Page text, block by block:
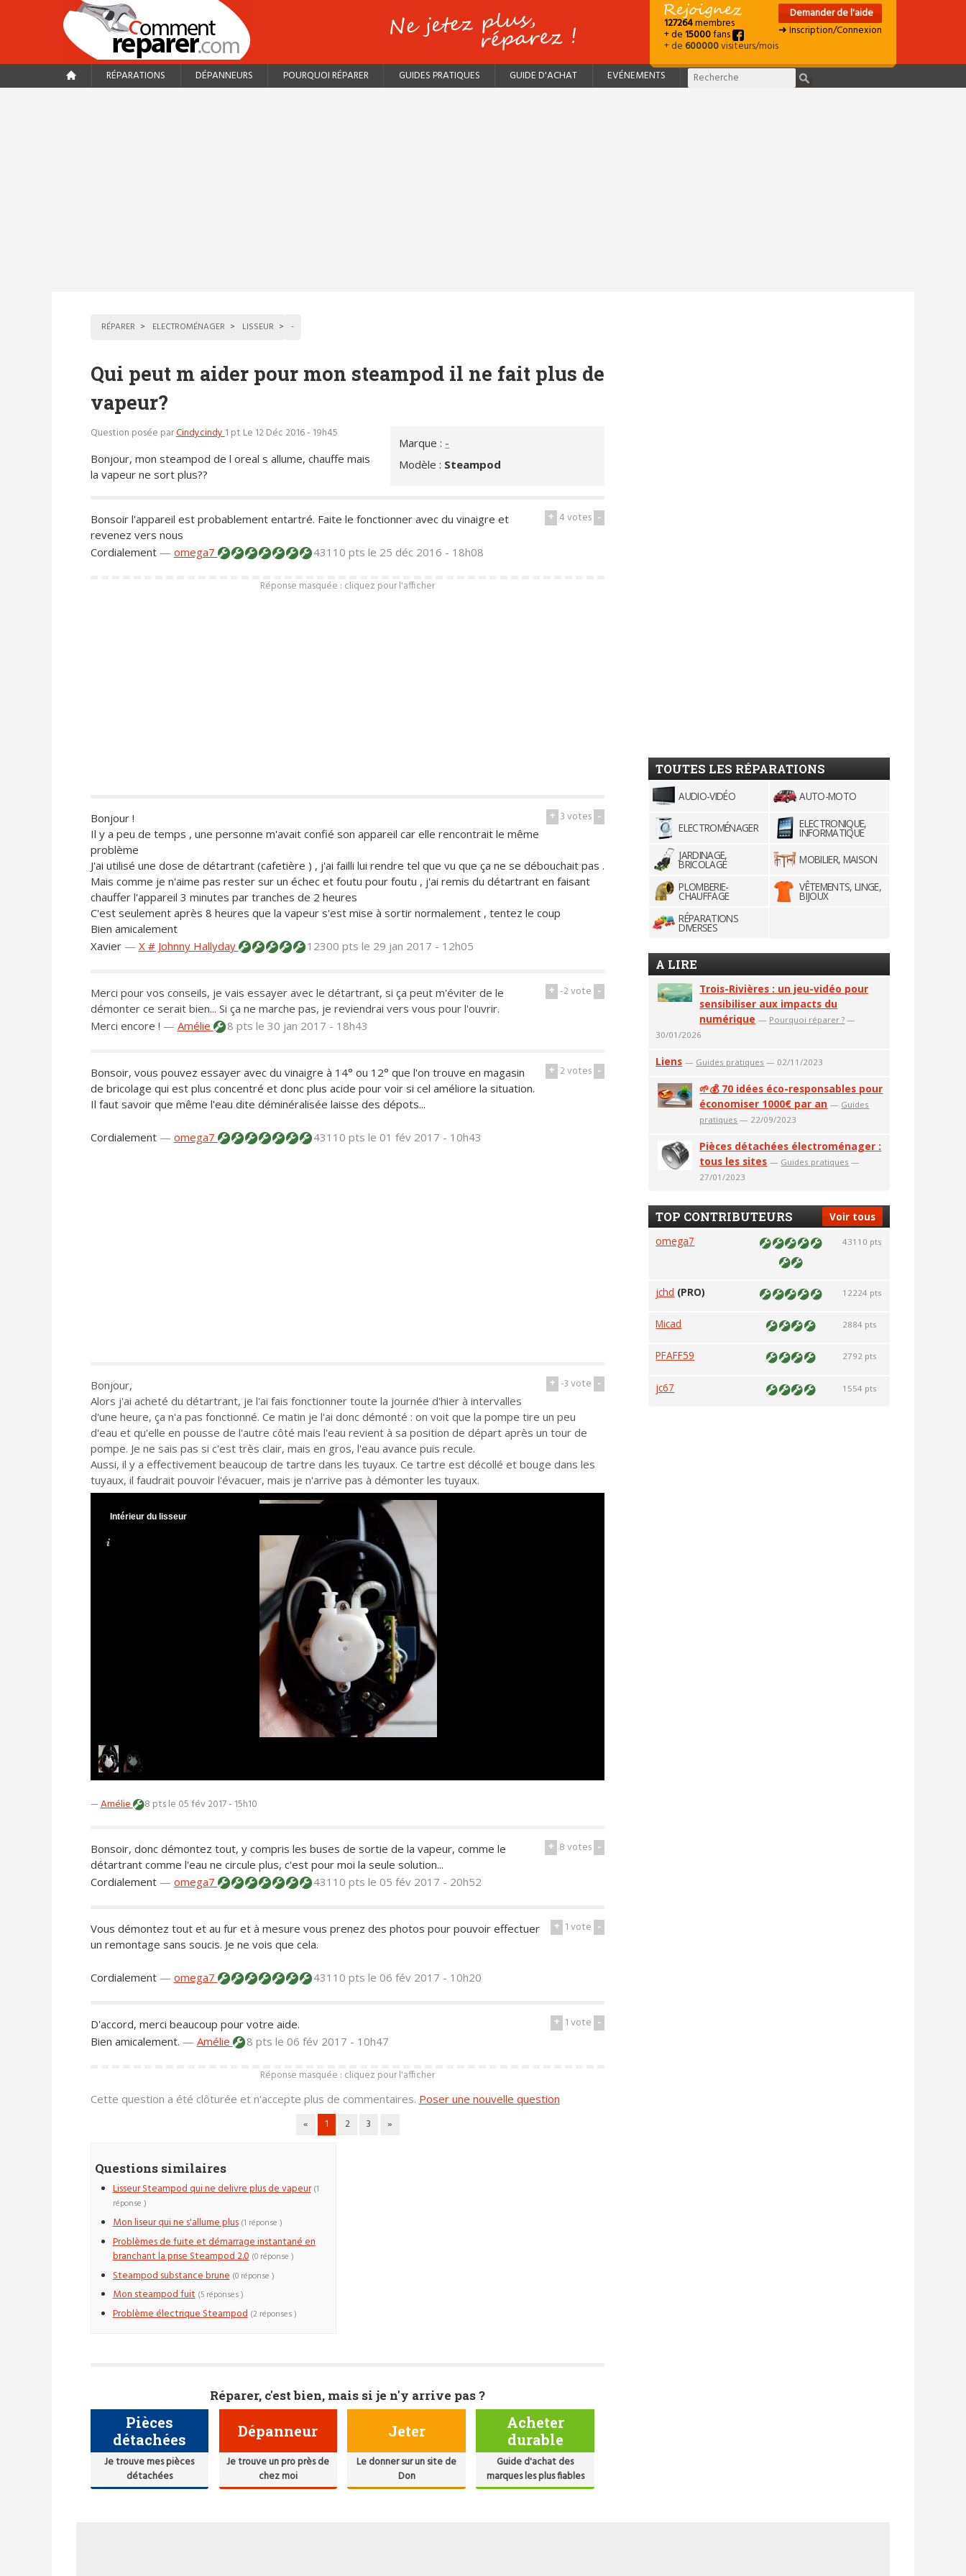
127264membres
+ de15000fans
+ de600000visiteurs/mois
Demander de l'aide
➜ Inscription/Connexion
RÉPARATIONS DÉPANNEURS POURQUOI RÉPARER GUIDES PRATIQUES GUIDE D'ACHAT EVÉNEMENTS
RÉPARER ELECTROMÉNAGER LISSEUR -
Qui peut m aider pour mon steampod il ne fait plus de
vapeur?
Marque : -
Modèle : Steampod
Question posée parCindycindy1 pt Le 12 Déc 2016 - 19h45
Bonjour, mon steampod de l oreal s allume, chauffe mais
la vapeur ne sort plus??
+ 4votes -
Bonsoir l'appareil est probablement entartré. Faite le fonctionner avec du vinaigre et
revenez vers nous
Cordialement — omega7 43110 pts le 25 déc 2016 - 18h08
Réponse masquée : cliquez pour l'afficher
+ 3votes -
Bonjour !
Il y a peu de temps , une personne m'avait confié son appareil car elle rencontrait le même
problème
J'ai utilisé une dose de détartrant (cafetière ) , j'ai failli lui rendre tel que vu que ça ne se débouchait pas .
Mais comme je n'aime pas rester sur un échec et foutu pour foutu , j'ai remis du détartrant en faisant
chauffer l'appareil 3 minutes par tranches de 2 heures
C'est seulement après 8 heures que la vapeur s'est mise à sortir normalement , tentez le coup
Bien amicalement
Xavier — X # Johnny Hallyday 12300 pts le 29 jan 2017 - 12h05
+ -2vote -
Merci pour vos conseils, je vais essayer avec le détartrant, si ça peut m'éviter de le
démonter ce serait bien... Si ça ne marche pas, je reviendrai vers vous pour l'ouvrir.
Merci encore ! — Amélie 8 pts le 30 jan 2017 - 18h43
+ 2votes -
Bonsoir, vous pouvez essayer avec du vinaigre à 14° ou 12° que l'on trouve en magasin
de bricolage qui est plus concentré et donc plus acide pour voir si cel améliore la situation.
Il faut savoir que même l'eau dite déminéralisée laisse des dépots...
Cordialement — omega7 43110 pts le 01 fév 2017 - 10h43
+ -3vote -
Bonjour,
Alors j'ai acheté du détartrant, je l'ai fais fonctionner toute la journée d'hier à intervalles
d'une heure, ça n'a pas fonctionné. Ce matin je l'ai donc démonté : on voit que la pompe tire un peu
d'eau et qu'elle en pousse de l'autre côté mais l'eau revient à sa position de départ après un tour de
pompe. Je ne sais pas si c'est très clair, mais en gros, l'eau avance puis recule.
Aussi, il y a effectivement beaucoup de tartre dans les tuyaux. Ce tartre est décollé et bouge dans les
tuyaux, il faudrait pouvoir l'évacuer, mais je n'arrive pas à démonter les tuyaux.
Intérieur du lisseur
—Amélie 8 ptsle 05 fév 2017 - 15h10
+ 8votes -
Bonsoir, donc démontez tout, y compris les buses de sortie de la vapeur, comme le
détartrant comme l'eau ne circule plus, c'est pour moi la seule solution...
Cordialement — omega7 43110 pts le 05 fév 2017 - 20h52
+ 1vote -
Vous démontez tout et au fur et à mesure vous prenez des photos pour pouvoir effectuer
un remontage sans soucis. Je ne vois que cela.
Cordialement — omega7 43110 pts le 06 fév 2017 - 10h20
+ 1vote -
D'accord, merci beaucoup pour votre aide.
Bien amicalement. — Amélie 8 pts le 06 fév 2017 - 10h47
Réponse masquée : cliquez pour l'afficher
Cette question a été clôturée et n'accepte plus de commentaires. Poser une nouvelle question
« 1 2 3 »
Questions similaires
Lisseur Steampod qui ne delivre plus de vapeur (1
réponse )
Mon liseur qui ne s'allume plus (1 réponse )
Problèmes de fuite et démarrage instantané en
branchant la prise Steampod 2.0 (0 réponse )
Steampod substance brune (0 réponse )
Mon steampod fuit (5 réponses )
Problème électrique Steampod (2 réponses )
Réparer, c'est bien, mais si je n'y arrive pas ?
Pièces
détachées
Je trouve mes pièces
détachées
Dépanneur
Je trouve un pro près de
chez moi
Jeter
Le donner sur un site de
Don
Acheter
durable
Guide d'achat des
marques les plus fiables
TOUTES LES RÉPARATIONS
AUDIO-VIDÉO AUTO-MOTO
ELECTROMÉNAGER ELECTRONIQUE,
INFORMATIQUE
JARDINAGE,
BRICOLAGE
MOBILIER, MAISON
PLOMBERIE-
CHAUFFAGE
VÊTEMENTS, LINGE,
BIJOUX
RÉPARATIONS
DIVERSES
A LIRE
Trois-Rivières : un jeu-vidéo pour
sensibiliser aux impacts du
numérique — Pourquoi réparer ? —
30/01/2026
Liens — Guides pratiques — 02/11/2023
🌱💰 70 idées éco-responsables pour
économiser 1000€ par an — Guides
pratiques — 22/09/2023
Pièces détachées électroménager :
tous les sites — Guides pratiques —
27/01/2023
Voir tous
TOP CONTRIBUTEURS
omega7 43110 pts
jchd (PRO) 12224 pts
Micad 2884 pts
PFAFF59 2792 pts
jc67 1554 pts